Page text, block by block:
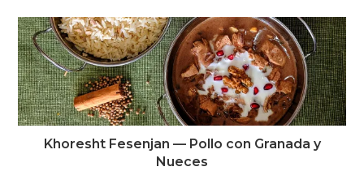
Khoresht Fesenjan — Pollo con Granada y
Nueces